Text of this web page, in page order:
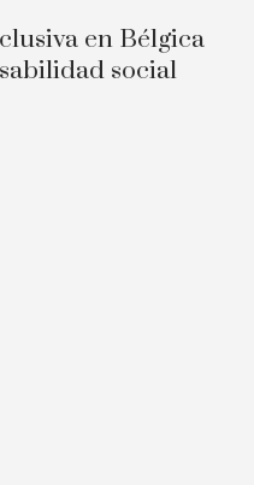
en Bélgica
social